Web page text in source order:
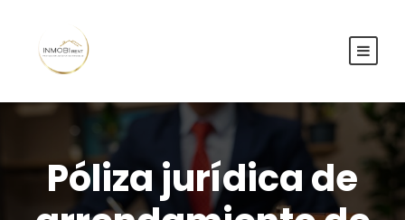
Póliza jurídica de